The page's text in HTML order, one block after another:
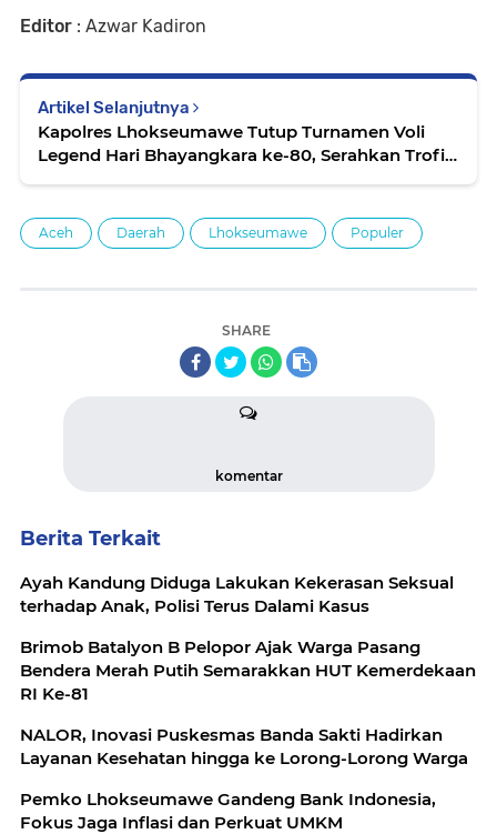
Editor : Azwar Kadiron
Artikel Selanjutnya
Kapolres Lhokseumawe Tutup Turnamen Voli
Legend Hari Bhayangkara ke-80, Serahkan Trofi
Aceh Daerah Lhokseumawe Populer
SHARE
komentar
Berita Terkait
Ayah Kandung Diduga Lakukan Kekerasan Seksual
terhadap Anak, Polisi Terus Dalami Kasus
Brimob Batalyon B Pelopor Ajak Warga Pasang
Bendera Merah Putih Semarakkan HUT Kemerdekaan
RI Ke-81
NALOR, Inovasi Puskesmas Banda Sakti Hadirkan
Layanan Kesehatan hingga ke Lorong-Lorong Warga
Pemko Lhokseumawe Gandeng Bank Indonesia,
Fokus Jaga Inflasi dan Perkuat UMKM